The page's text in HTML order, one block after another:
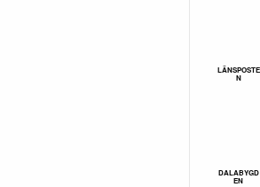
LÄNSPOSTE
N
DALABYGD
EN